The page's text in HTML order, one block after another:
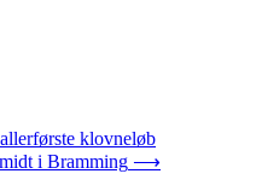
klovneløb
i Bramming ⟶